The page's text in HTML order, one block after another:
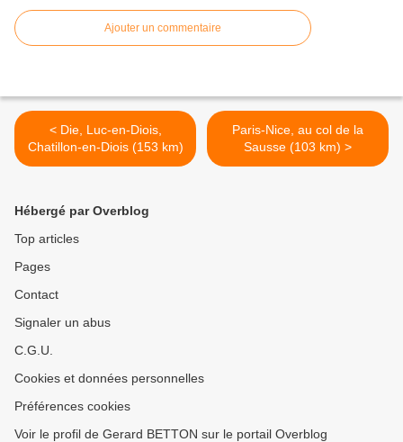
Ajouter un commentaire
< Die, Luc-en-Diois,
Chatillon-en-Diois (153 km)
Paris-Nice, au col de la
Sausse (103 km) >
Hébergé par Overblog
Top articles
Pages
Contact
Signaler un abus
C.G.U.
Cookies et données personnelles
Préférences cookies
Voir le profil de Gerard BETTON sur le portail Overblog